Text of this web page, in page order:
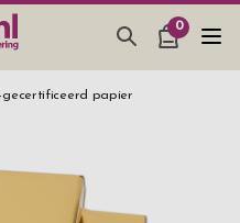
0
gecertificeerd papier